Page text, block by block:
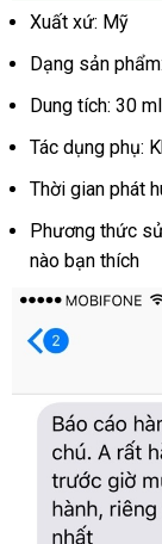
Xuất xứ: Mỹ
Dạng sản
Dung tích: 30 ml
Tác dụng phụ:
Thời gian phát
Phương thức
nào bạn thích